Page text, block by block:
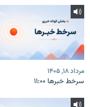
مرداد ۱۸, ۱۴۰۵
سرخط خبرها ۱۱:۰۰